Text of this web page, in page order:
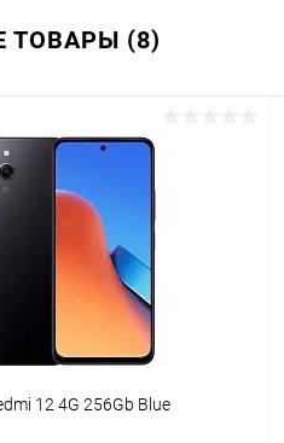
ТОВАРЫ (8)
12 4G 256Gb Blue